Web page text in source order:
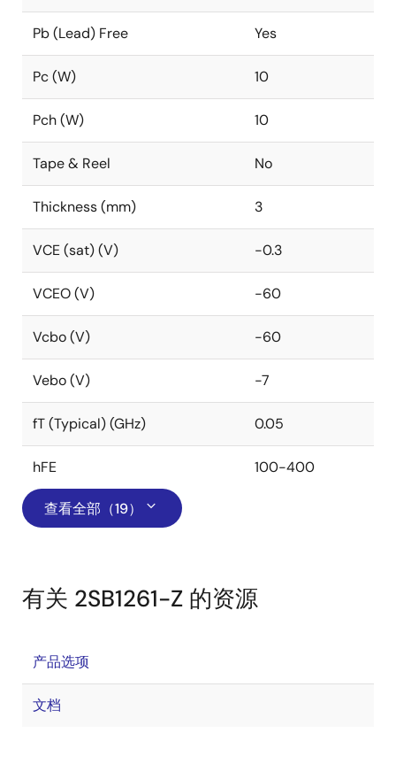
Pb (Lead) Free Yes
Pc (W) 10
Pch (W) 10
Tape & Reel No
Thickness (mm) 3
VCE (sat) (V) -0.3
VCEO (V) -60
Vcbo (V) -60
Vebo (V) -7
fT (Typical) (GHz) 0.05
hFE 100-400
查看全部（19）
有关 2SB1261-Z 的资源
产品选项
文档